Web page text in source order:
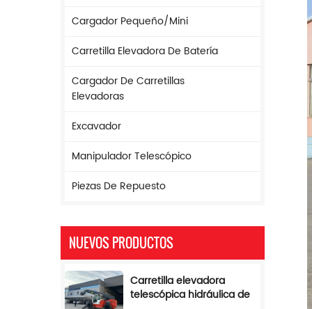
Cargador Pequeño/mini
Carretilla Elevadora De Batería
Cargador De Carretillas
Elevadoras
Excavador
Manipulador Telescópico
Piezas De Repuesto
NUEVOS PRODUCTOS
Carretilla elevadora
telescópica hidráulica de